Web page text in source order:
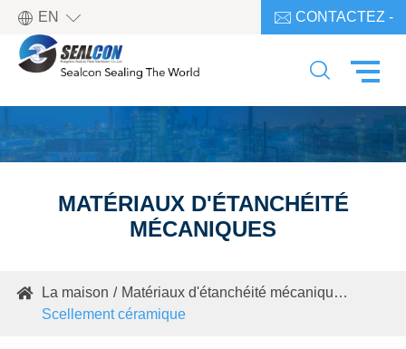
EN   CONTACTEZ -

MATÉRIAUX D'ÉTANCHÉITÉ
MÉCANIQUES
 La maison
Matériaux d'étanchéité mécaniques
Scellement céramique